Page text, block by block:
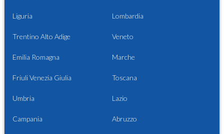
Liguria Lombardia
Trentino Alto Adige Veneto
Emilia Romagna Marche
Friuli Venezia Giulia Toscana
Umbria Lazio
Campania Abruzzo